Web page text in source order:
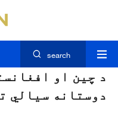
search
د چين او
دوستانه سيالي